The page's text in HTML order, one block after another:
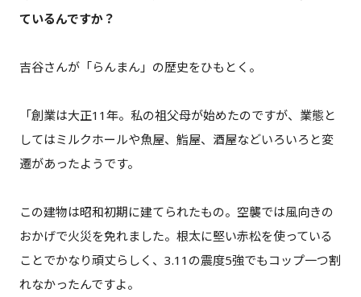
ているんですか？
吉谷さんが「らんまん」の歴史をひもとく。
「創業は大正11年。私の祖父母が始めたのですが、業態と
してはミルクホールや魚屋、鮨屋、酒屋などいろいろと変
遷があったようです。
この建物は昭和初期に建てられたもの。空襲では風向きの
おかげで火災を免れました。根太に堅い赤松を使っている
ことでかなり頑丈らしく、3.11の震度5強でもコップ一つ割
れなかったんですよ。